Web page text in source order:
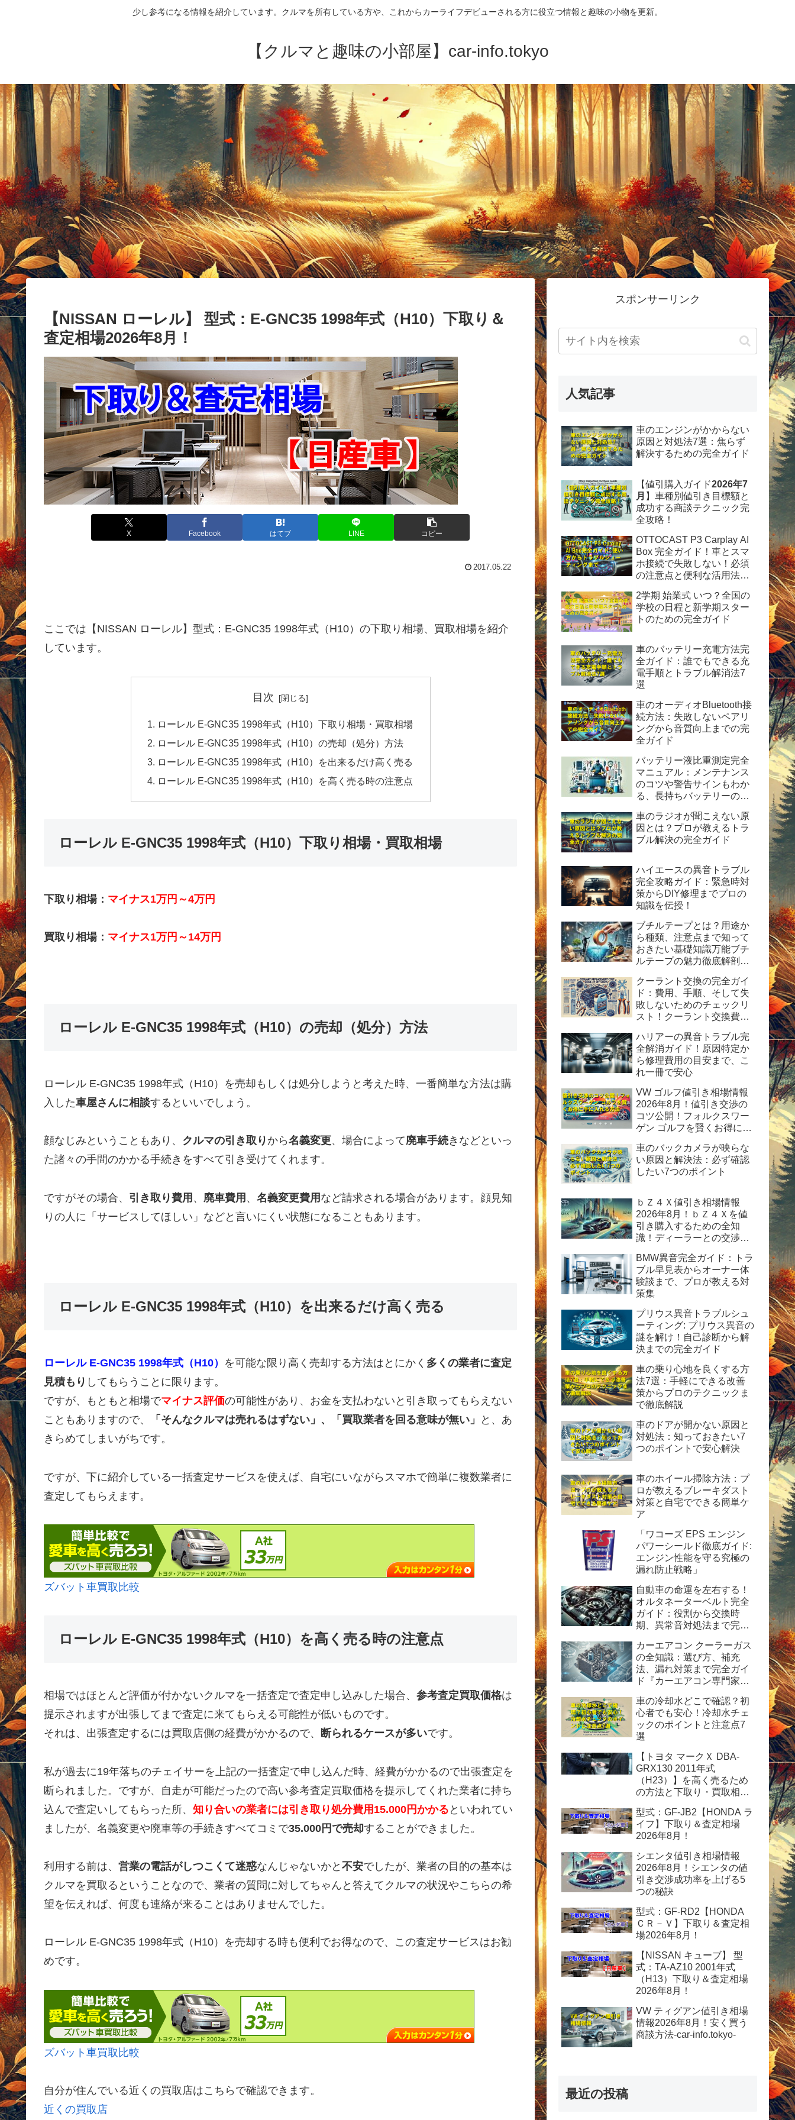
少し参考になる情報を紹介しています。クルマを所有している方や、これからカーライフデビューされる方に役立つ情報と趣味の小物を更新。
【クルマと趣味の小部屋】car-info.tokyo
【NISSAN ローレル】 型式：E-GNC35 1998年式（H10）下取り＆
査定相場2026年8月！
X Facebook はてブ LINE コピー
2017.05.22
ここでは【NISSAN ローレル】型式：E-GNC35 1998年式（H10）の下取り相場、買取相場を紹介
しています。
目次
ローレル E-GNC35 1998年式（H10）下取り相場・買取相場
ローレル E-GNC35 1998年式（H10）の売却（処分）方法
ローレル E-GNC35 1998年式（H10）を出来るだけ高く売る
ローレル E-GNC35 1998年式（H10）を高く売る時の注意点
ローレル E-GNC35 1998年式（H10）下取り相場・買取相場
下取り相場： マイナス1万円～4万円
買取り相場： マイナス1万円～14万円
ローレル E-GNC35 1998年式（H10）の売却（処分）方法
ローレル E-GNC35 1998年式（H10）を売却もしくは処分しようと考えた時、一番簡単な方法は購
入した車屋さんに相談するといいでしょう。
顔なじみということもあり、 クルマの引き取り から名義変更、場合によって廃車手続きなどといっ
た諸々の手間のかかる手続きをすべて引き受けてくれます。
ですがその場合、 引き取り費用 、 廃車費用 、 名義変更費用 など請求される場合があります。顔見知
りの人に「サービスしてほしい」などと言いにくい状態になることもあります。
ローレル E-GNC35 1998年式（H10）を出来るだけ高く売る
ローレル E-GNC35 1998年式（H10） を可能な限り高く売却する方法はとにかく 多くの業者に査定
見積もり してもらうことに限ります。
ですが、もともと相場でマイナス評価の可能性があり、お金を支払わないと引き取ってもらえない
こともありますので、
「そんなクルマは売れるはずない」、「買取業者を回る意味が無い」
と、あ
きらめてしまいがちです。
ですが、下に紹介している一括査定サービスを使えば、自宅にいながらスマホで簡単に複数業者に
査定してもらえます。
ズバット車買取比較
ローレル E-GNC35 1998年式（H10）を高く売る時の注意点
相場ではほとんど評価が付かないクルマを一括査定で査定申し込みした場合、 参考査定買取価格は
提示されますが出張してまで査定に来てもらえる可能性が低いものです。
それは、出張査定するには買取店側の経費がかかるので、 断られるケースが多いです。
私が過去に19年落ちのチェイサーを上記の一括査定で申し込んだ時、経費がかかるので出張査定を
断られました。ですが、自走が可能だったので高い参考査定買取価格を提示してくれた業者に持ち
込んで査定いしてもらった所、 知り合いの業者には引き取り処分費用15.000円かかる といわれてい
ましたが、名義変更や廃車等の手続きすべてコミで35.000円で売却することができました。
利用する前は、 営業の電話がしつこくて迷惑なんじゃないかと 不安でしたが、業者の目的の基本は
クルマを買取るということなので、業者の質問に対してちゃんと答えてクルマの状況やこちらの希
望を伝えれば、何度も連絡が来ることはありませんでした。
ローレル E-GNC35 1998年式（H10）を売却する時も便利でお得なので、この査定サービスはお勧
めです。
ズバット車買取比較
自分が住んでいる近くの買取店はこちらで確認できます。
近くの買取店
スポンサーリンク
人気記事
車のエンジンがかからない
原因と対処法7選：焦らず
解決するための完全ガイド
【値引購入ガイド2026年7
月 】車種別値引き目標額と
成功する商談テクニック完
全攻略！
OTTOCAST P3 Carplay AI
Box 完全ガイド！車とスマ
ホ接続で失敗しない！必須
の注意点と便利な活用法を
2学期 始業式 いつ？全国の
学校の日程と新学期スター
トのための完全ガイド
車のバッテリー充電方法完
全ガイド：誰でもできる充
電手順とトラブル解消法7
選
車のオーディオBluetooth接
続方法：失敗しないペアリ
ングから音質向上までの完
全ガイド
バッテリー液比重測定完全
マニュアル：メンテナンス
のコツや警告サインもわか
る、長持ちバッテリーの秘
車のラジオが聞こえない原
因とは？プロが教えるトラ
ブル解決の完全ガイド
ハイエースの異音トラブル
完全攻略ガイド：緊急時対
策からDIY修理までプロの
知識を伝授！
ブチルテープとは？用途か
ら種類、注意点まで知って
おきたい基礎知識万能ブチ
ルテープの魅力徹底解剖！
定版ガイド
クーラント交換の完全ガイ
ド：費用、手順、そして失
敗しないためのチェックリ
スト！クーラント交換費用
の手順と方法を紹介。
ハリアーの異音トラブル完
全解消ガイド！原因特定か
ら修理費用の目安まで、こ
れ一冊で安心
VW ゴルフ値引き相場情報
2026年8月！値引き交渉の
コツ公開！フォルクスワー
ゲン ゴルフを賢くお得に手
車のバックカメラが映らな
い原因と解決法：必ず確認
したい7つのポイント
ｂＺ４Ｘ値引き相場情報
2026年8月！ｂＺ４Ｘを値
引き購入するための全知
識！ディーラーとの交渉術
完全ガイド
BMW異音完全ガイド：トラ
ブル早見表からオーナー体
験談まで、プロが教える対
策集
プリウス異音トラブルシュ
ーティング: プリウス異音の
謎を解け！自己診断から解
決までの完全ガイド
車の乗り心地を良くする方
法7選：手軽にできる改善
策からプロのテクニックま
で徹底解説
車のドアが開かない原因と
対処法：知っておきたい7
つのポイントで安心解決
車のホイール掃除方法：プ
ロが教えるブレーキダスト
対策と自宅でできる簡単ケ
ア
「ワコーズ EPS エンジン
パワーシールド徹底ガイド:
エンジン性能を守る究極の
漏れ防止戦略」
自動車の命運を左右する！
オルタネーターベルト完全
ガイド：役割から交換時
期、異常音対処法まで完全
カーエアコン クーラーガス
の全知識：選び方、補充
法、漏れ対策まで完全ガイ
ド『カーエアコン専門家が
全ガイド：安全性、経済
性、および運用のヒント』
車の冷却水どこで確認？初
心者でも安心！冷却水チェ
ックのポイントと注意点7
選
【トヨタ マークＸ DBA-
GRX130 2011年式
（H23）】を高く売るため
の方法と下取り・買取相場
型式：GF-JB2【HONDA ラ
イフ】下取り＆査定相場
2026年8月！
シエンタ値引き相場情報
2026年8月！シエンタの値
引き交渉成功率を上げる5
つの秘訣
型式：GF-RD2【HONDA
ＣＲ－Ｖ】下取り＆査定相
場2026年8月！
【NISSAN キューブ】 型
式：TA-AZ10 2001年式
（H13）下取り＆査定相場
2026年8月！
VW ティグアン値引き相場
情報2026年8月！安く買う
商談方法-car-info.tokyo-
最近の投稿